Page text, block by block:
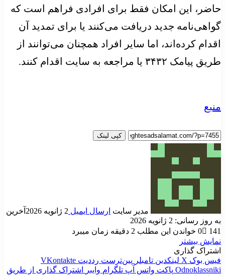
حاضر، این امکان فقط برای افرادی فراهم است که
گواهی‌نامه جدید دریافت می‌کنند یا برای تمدید آن
اقدام کرده‌اند، اما سایر افراد همچنان می‌توانند از
طریق پیامک ۳۴۳۲ یا مراجعه به سایت اقدام کنند.
منبع
کپی لینک
مدیر سایت ارسال ایمیل 2 ژانویه 2026
آخرین
به روز رسانی: 2 ژانویه 2026
0
141
خواندن این مطلب 2 دقیقه زمان میبرد
نمایش بیشتر
اشتراک گذاری
فیس بوک X لینکدین ‫تامبلر ‫پین‌ترست ‫رددیت ‫VKontakte
‫Odnoklassniki پاکت واتس آپ تلگرام وایبر
اشتراک گذاری از طریق